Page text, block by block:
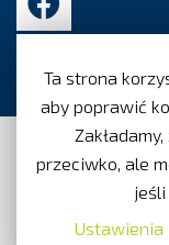
© 2019-2026
Ta strona
aby poprawić
przeciwko, ale
jeśli
Ustawienia